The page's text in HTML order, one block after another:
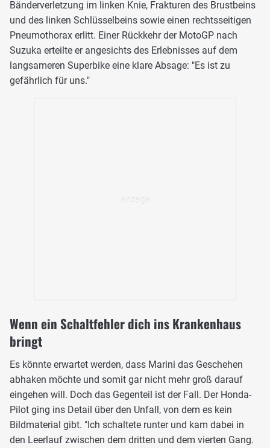
Bänderverletzung im linken Knie, Frakturen des Brustbeins
und des linken Schlüsselbeins sowie einen rechtsseitigen
Pneumothorax erlitt. Einer Rückkehr der MotoGP nach
Suzuka erteilte er angesichts des Erlebnisses auf dem
langsameren Superbike eine klare Absage: "Es ist zu
gefährlich für uns."
Wenn ein Schaltfehler dich ins Krankenhaus
bringt
Es könnte erwartet werden, dass Marini das Geschehen
abhaken möchte und somit gar nicht mehr groß darauf
eingehen will. Doch das Gegenteil ist der Fall. Der Honda-
Pilot ging ins Detail über den Unfall, von dem es kein
Bildmaterial gibt. "Ich schaltete runter und kam dabei in
den Leerlauf zwischen dem dritten und dem vierten Gang.